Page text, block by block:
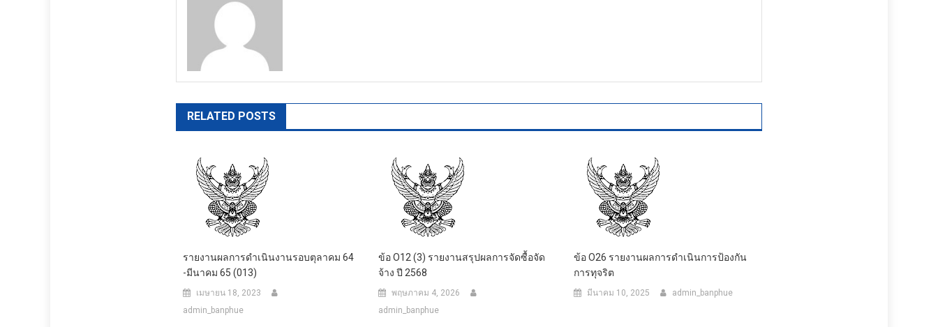
RELATED POSTS
รายงานผลการดำเนินงานรอบตุลาคม 64
-มีนาคม 65 (013)
เมษายน 18, 2023
admin_banphue
ข้อ O12 (3) รายงานสรุปผลการจัดซื้อจัด
จ้าง ปี 2568
พฤษภาคม 4, 2026
admin_banphue
ข้อ O26 รายงานผลการดำเนินการป้องกัน
การทุจริต
มีนาคม 10, 2025 admin_banphue